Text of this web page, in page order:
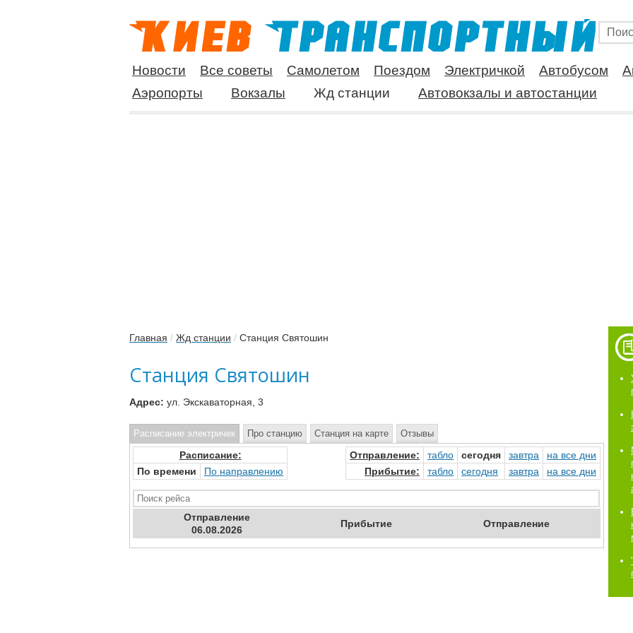
Новости Все советы Самолетом Поездом Электричкой Автобусом
Аэропорты
Вокзалы Жд станции Автовокзалы и автостанции
Главная / Жд станции / Станция Святошин
Станция Святошин
Адрес: ул. Экскаваторная, 3
Расписание электричек
Расписание:
По времени
По направлению
Отправление: табло сегодня завтра на все дни
Прибытие: табло сегодня завтра на все дни
Отправление
06.08.2026
Прибытие Отправление
Про станцию Станция на карте Отзывы